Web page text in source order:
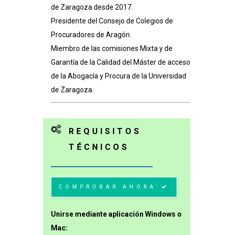
de Zaragoza desde 2017.
Presidente del Consejo de Colegios de
Procuradores de Aragón.
Miembro de las comisiones Mixta y de
Garantía de la Calidad del Máster de acceso
de la Abogacía y Procura de la Universidad
de Zaragoza.
REQUISITOS
TÉCNICOS
COMPROBAR AHORA
Unirse mediante aplicación Windows o
Mac: